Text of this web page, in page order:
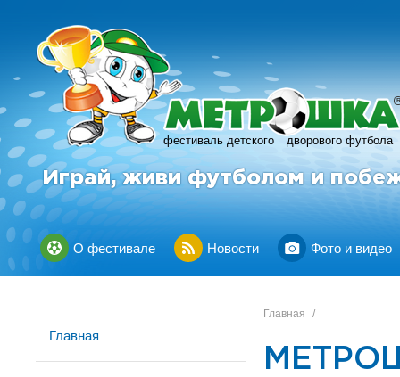
фестиваль детского дворового футбола
R
Играй, живи футболом и
О фестивале Новости Фото и видео
Главная
Главная /